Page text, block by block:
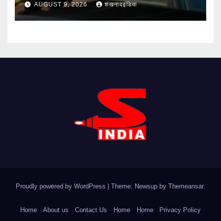
AUGUST 9, 2026 शंखनादइंडिया
Proudly powered by WordPress Theme: Newsup by Themeansar.
Home About us Contact Us Home Home Privacy Policy